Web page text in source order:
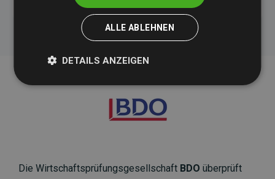
Die Wirtschaftsprüfungsgesellschaft BDO überprüft
ALLE ABLEHNEN
DETAILS ANZEIGEN